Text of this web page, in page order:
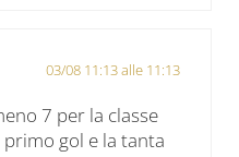
03/08 11:13 alle 11:13
7 per la classe
gol e la tanta